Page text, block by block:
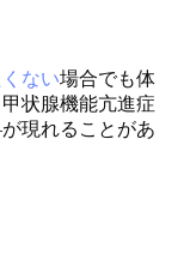
ない場合でも体
状腺機能亢進症
現れることがあ